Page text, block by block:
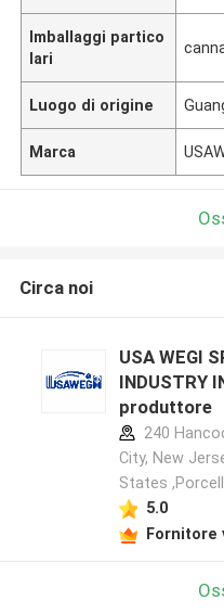
Imballaggi partico
lari
Luogo di origine
Marca
Circa noi
USA WEGI
INDUSTRY
produttore
240
City, New
States
5.0
Fornitore